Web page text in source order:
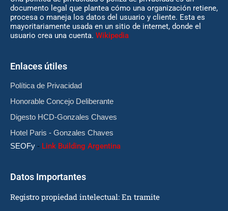
documento legal que plantea cómo una organización retiene,
procesa o maneja los datos del usuario y cliente. Esta es
mayoritariamente usada en un sitio de internet, donde el
usuario crea una cuenta. Wikipedia
Enlaces útiles
Política de Privacidad
Honorable Concejo Deliberante
Digesto HCD-Gonzales Chaves
Hotel Paris - Gonzales Chaves
SEOFy - Link Building Argentina
Datos Importantes
Registro propiedad intelectual: En tramite